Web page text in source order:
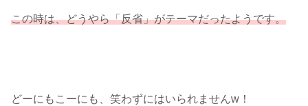
この時は、どうやら「反省」がテーマだったようです。
どーにもこーにも、笑わずにはいられませんw！